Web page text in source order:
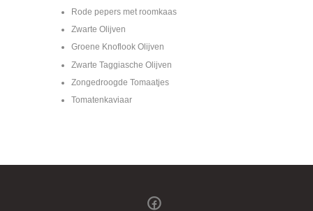
Rode pepers met roomkaas
Zwarte Olijven
Groene Knoflook Olijven
Zwarte Taggiasche Olijven
Zongedroogde Tomaatjes
Tomatenkaviaar